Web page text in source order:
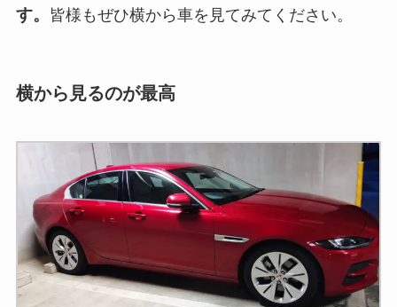
す。 皆様もぜひ横から車を見てみてください。
横から見るのが最高